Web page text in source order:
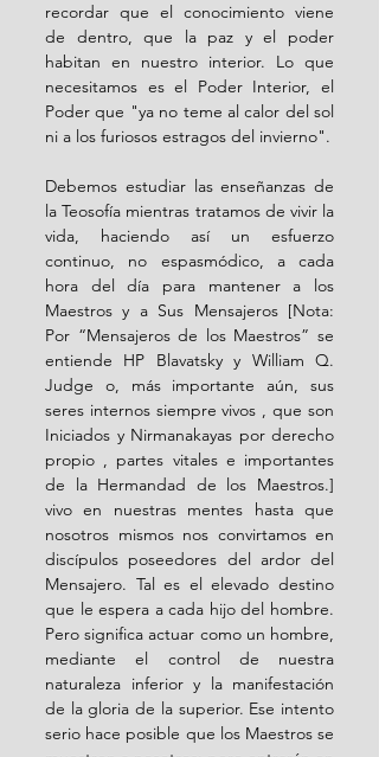
recordar que el conocimiento viene
de dentro, que la paz y el poder
habitan en nuestro interior. Lo que
necesitamos es el Poder Interior, el
Poder que "ya no teme al calor del sol
ni a los furiosos estragos del invierno".
Debemos estudiar las enseñanzas de
la Teosofía mientras tratamos de vivir la
vida, haciendo así un esfuerzo
continuo, no espasmódico, a cada
hora del día para mantener a los
Maestros y a Sus Mensajeros [Nota:
Por “Mensajeros de los Maestros” se
entiende HP Blavatsky y William Q.
Judge o, más importante aún, sus
seres internos siempre vivos , que son
Iniciados y Nirmanakayas por derecho
propio , partes vitales e importantes
de la Hermandad de los Maestros.]
vivo en nuestras mentes hasta que
nosotros mismos nos convirtamos en
discípulos poseedores del ardor del
Mensajero. Tal es el elevado destino
que le espera a cada hijo del hombre.
Pero significa actuar como un hombre,
mediante el control de nuestra
naturaleza inferior y la manifestación
de la gloria de la superior. Ese intento
serio hace posible que los Maestros se